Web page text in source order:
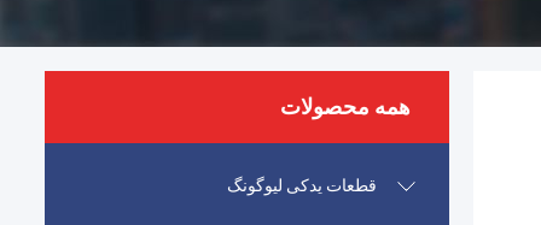
همه محصولات
قطعات یدکی لیوگونگ